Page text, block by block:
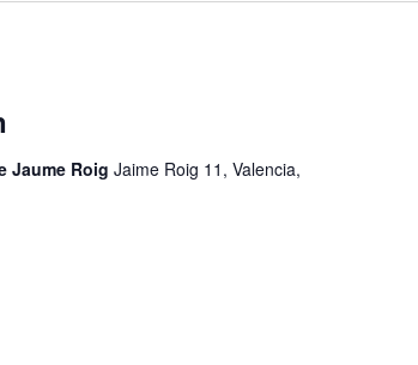
Jaume Roig Jaime Roig 11, Valencia,